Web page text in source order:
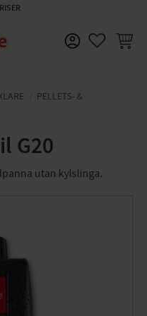
PELLETS- &
G20
utan kylslinga.